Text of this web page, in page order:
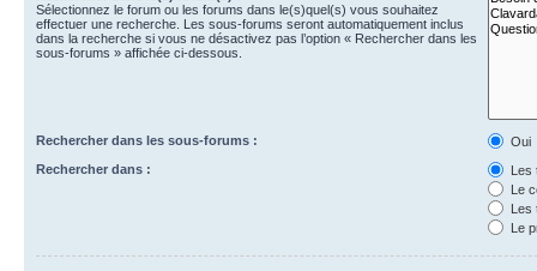
Sélectionnez le forum ou les forums dans le(s)quel(s) vous souhaitez
effectuer une recherche. Les sous-forums seront automatiquement inclus
dans la recherche si vous ne désactivez pas l’option « Rechercher dans les
sous-forums » affichée ci-dessous.
Rechercher dans les sous-forums :
Oui
Rechercher dans :
Les
Le
Les
Le